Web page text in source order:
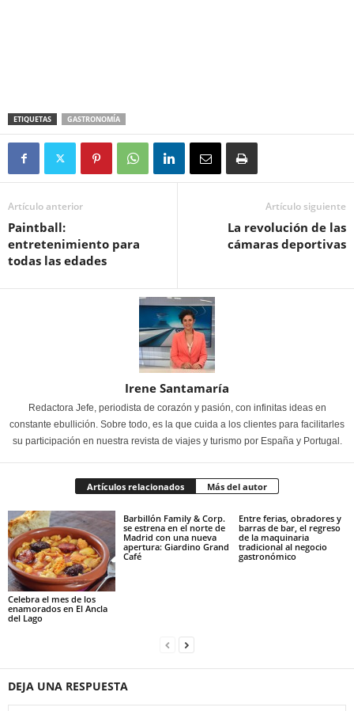
ETIQUETAS GASTRONOMÍA
Artículo anterior
Paintball:
entretenimiento para
todas las edades
Artículo siguiente
La revolución de las
cámaras deportivas
Irene Santamaría
Redactora Jefe, periodista de corazón y pasión, con infinitas ideas en
constante ebullición. Sobre todo, es la que cuida a los clientes para facilitarles
su participación en nuestra revista de viajes y turismo por España y Portugal.
Artículos relacionados Más del autor
Celebra el mes de los
enamorados en El Ancla
del Lago
Barbillón Family & Corp.
se estrena en el norte de
Madrid con una nueva
apertura: Giardino Grand
Café
Entre ferias, obradores y
barras de bar, el regreso
de la maquinaria
tradicional al negocio
gastronómico
DEJA UNA RESPUESTA